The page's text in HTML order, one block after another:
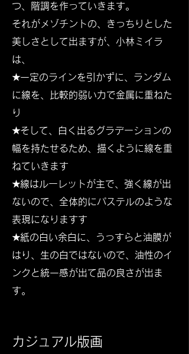
つ、階調を作っていきます。
それがメゾチントの、きっちりとした
美しさとして出ますが、小林ミイラ
は、
★一定のラインを引かずに、ランダム
に線を、比較的弱い力で金属に重ねた
り
★そして、白く出るグラデーションの
幅を持たせるため、描くように線を重
ねていきます
★線はルーレットが主で、強く線が出
ないので、全体的にパステルのような
表現になりますす
★紙の白い余白に、うっすらと油膜が
はり、生の白ではないので、油性のイ
ンクと統一感が出て品の良さが出ま
す。
カジュアル版画